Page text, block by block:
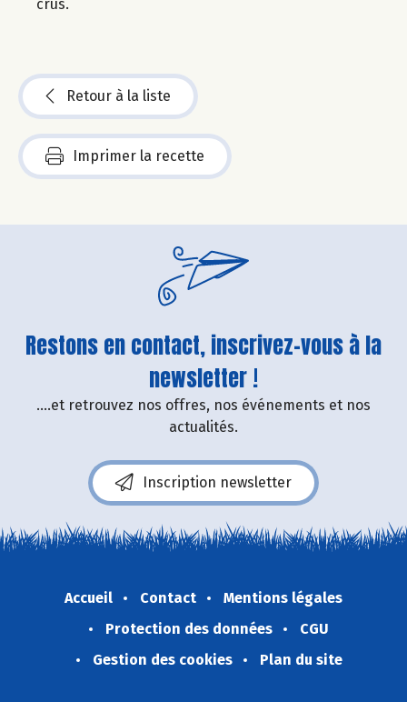
crus.
Retour à la liste
Imprimer la recette
Restons en contact, inscrivez-vous à la
newsletter !
....et retrouvez nos offres, nos événements et nos
actualités.
Inscription newsletter
Accueil Contact
Mentions légales
Protection des données
CGU
Gestion des cookies
Plan du site